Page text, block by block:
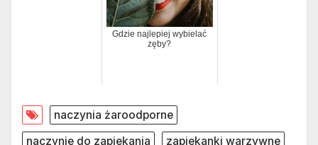
Gdzie najlepiej wybielać
zęby?
naczynia żaroodporne
naczynie do zapiekania
zapiekanki warzywne